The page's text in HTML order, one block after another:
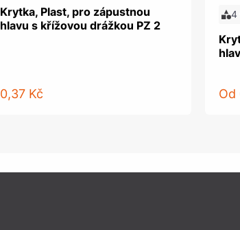
Krytka, Plast, pro zápustnou
hlavu s křížovou drážkou PZ 2
0,37 Kč
4
Od